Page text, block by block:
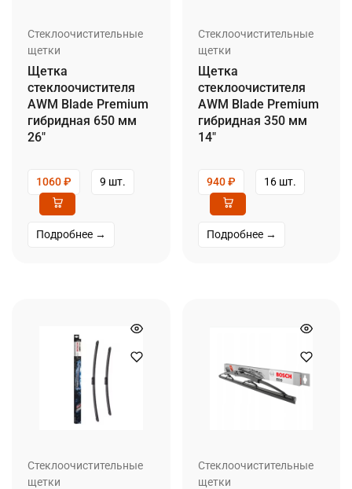
Стеклоочистительные
щетки
Щетка
стеклоочистителя
AWM Blade Premium
гибридная 650 мм
26″
1060₽ 9 шт.
Подробнее →
Стеклоочистительные
щетки
Щетка
стеклоочистителя
AWM Blade Premium
гибридная 350 мм
14″
940₽ 16 шт.
Подробнее →
Стеклоочистительные
щетки
Стеклоочистительные
щетки